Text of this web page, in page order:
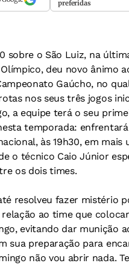
preferidas
sobre o São Luiz, na
deu novo ânimo
Gaúcho, no
nos seus três jogos
a equipe terá o seu
temporada:
às 19h30, em mais
o técnico Caio Júnior
os dois times.
resolveu fazer mistério
ao time que
evitando dar munição
sua preparação para
não vou abrir nada.